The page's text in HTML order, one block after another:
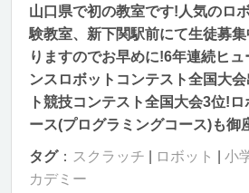
山口県で初の教室です!人気のロ
験教室、新下関駅前にて生徒募
りますのでお早めに!6年連続ヒ
ンスロボットコンテスト全国大
ト競技コンテスト全国大会3位!
ース(プログラミングコース)も御
タグ： スクラッチ ロボット 小
カデミー